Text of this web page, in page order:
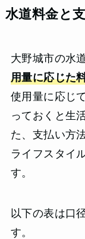
水道料金と
大野城市の水
用量に応じた
使用量に応じ
っておくと生
た、支払い方
ライフスタイ
す。
以下の表は口
す。